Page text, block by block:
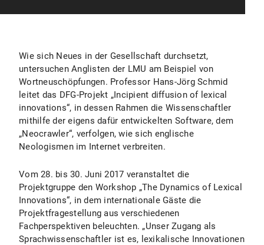
Wie sich Neues in der Gesellschaft durchsetzt,
untersuchen Anglisten der LMU am Beispiel von
Wortneuschöpfungen. Professor Hans-Jörg Schmid
leitet das DFG-Projekt „Incipient diffusion of lexical
innovations“, in dessen Rahmen die Wissenschaftler
mithilfe der eigens dafür entwickelten Software, dem
„Neocrawler“, verfolgen, wie sich englische
Neologismen im Internet verbreiten.
Vom 28. bis 30. Juni 2017 veranstaltet die
Projektgruppe den Workshop „The Dynamics of Lexical
Innovations“, in dem internationale Gäste die
Projektfragestellung aus verschiedenen
Fachperspektiven beleuchten. „Unser Zugang als
Sprachwissenschaftler ist es, lexikalische Innovationen